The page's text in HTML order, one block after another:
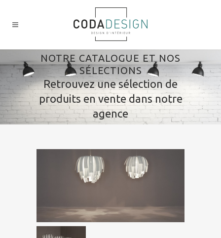
NOTRE CATALOGUE ET NOS
SÉLECTIONS
Retrouvez une sélection de
produits en vente dans notre
agence